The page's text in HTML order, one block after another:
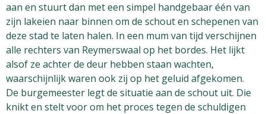
aan en stuurt dan met een simpel handgebaar één van
zijn lakeien naar binnen om de schout en schepenen van
deze stad te laten halen. In een mum van tijd verschijnen
alle rechters van Reymerswaal op het bordes. Het lijkt
alsof ze achter de deur hebben staan wachten,
waarschijnlijk waren ook zij op het geluid afgekomen.
De burgemeester legt de situatie aan de schout uit. Die
knikt en stelt voor om het proces tegen de schuldigen